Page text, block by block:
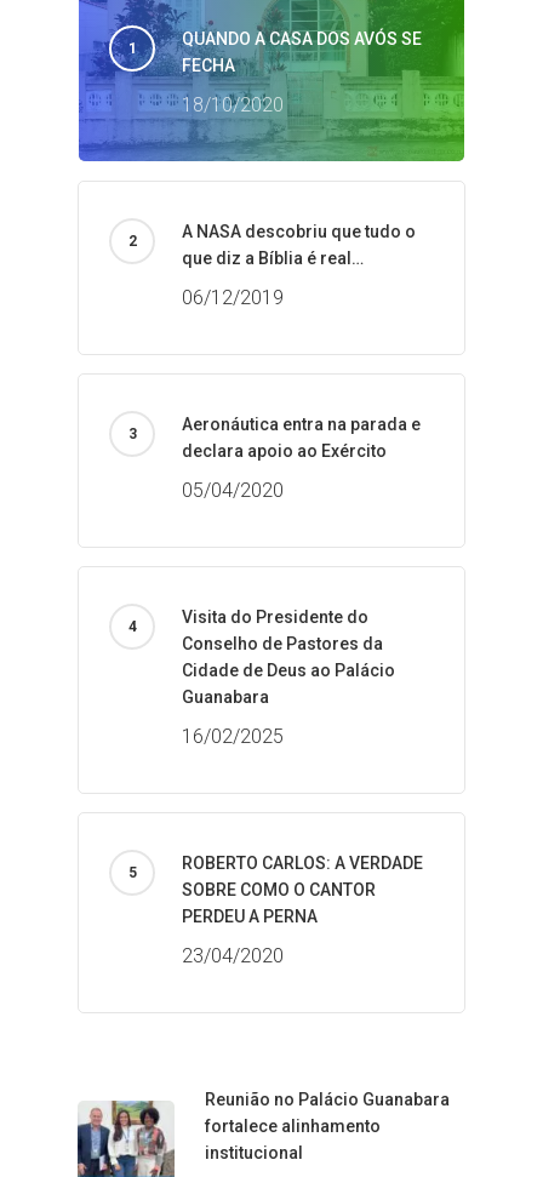
QUANDO A CASA DOS AVÓS SE
FECHA
18/10/2020
A NASA descobriu que tudo o
que diz a Bíblia é real…
06/12/2019
Aeronáutica entra na parada e
declara apoio ao Exército
05/04/2020
Visita do Presidente do
Conselho de Pastores da
Cidade de Deus ao Palácio
Guanabara
16/02/2025
ROBERTO CARLOS: A VERDADE
SOBRE COMO O CANTOR
PERDEU A PERNA
23/04/2020
Reunião no Palácio Guanabara
fortalece alinhamento
institucional